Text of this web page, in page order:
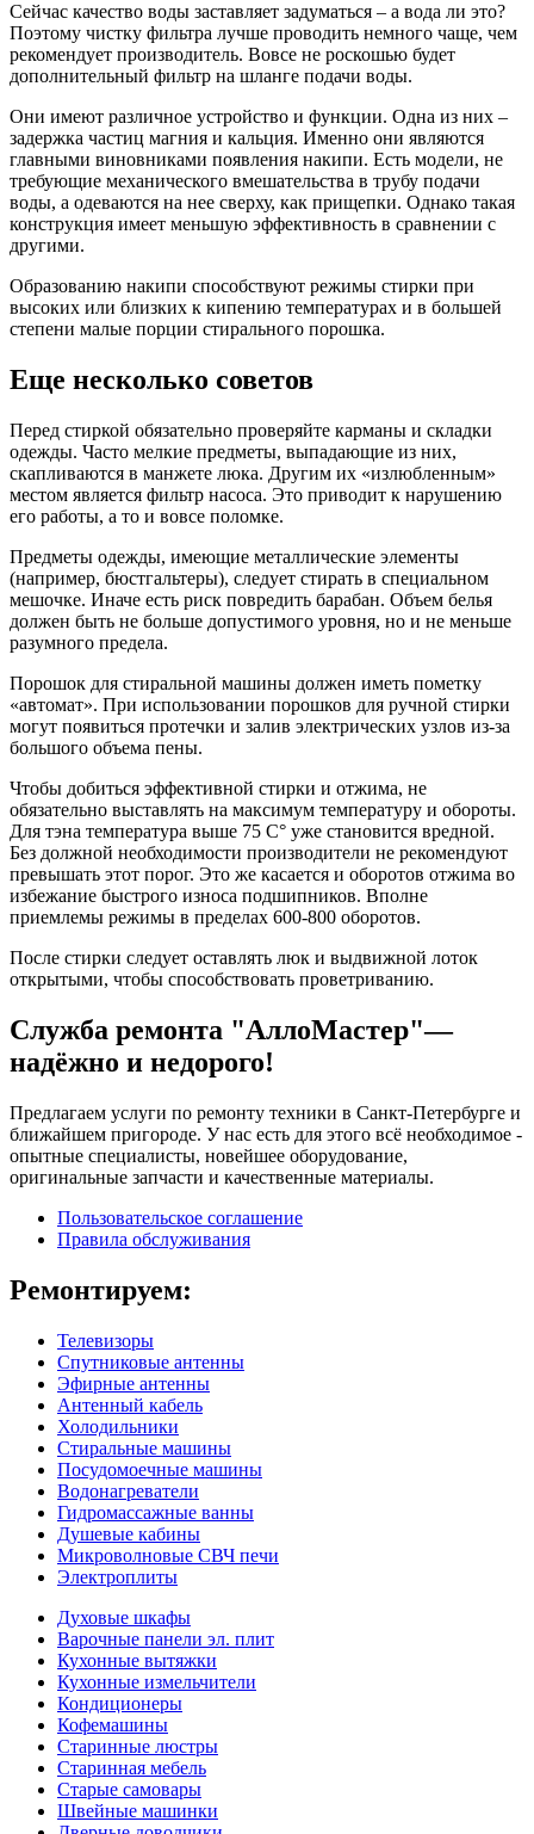
Сейчас качество воды заставляет задуматься – а вода ли это?
Поэтому чистку фильтра лучше проводить немного чаще, чем
рекомендует производитель. Вовсе не роскошью будет
дополнительный фильтр на шланге подачи воды.
Они имеют различное устройство и функции. Одна из них –
задержка частиц магния и кальция. Именно они являются
главными виновниками появления накипи. Есть модели, не
требующие механического вмешательства в трубу подачи
воды, а одеваются на нее сверху, как прищепки. Однако такая
конструкция имеет меньшую эффективность в сравнении с
другими.
Образованию накипи способствуют режимы стирки при
высоких или близких к кипению температурах и в большей
степени малые порции стирального порошка.
Еще несколько советов
Перед стиркой обязательно проверяйте карманы и складки
одежды. Часто мелкие предметы, выпадающие из них,
скапливаются в манжете люка. Другим их «излюбленным»
местом является фильтр насоса. Это приводит к нарушению
его работы, а то и вовсе поломке.
Предметы одежды, имеющие металлические элементы
(например, бюстгальтеры), следует стирать в специальном
мешочке. Иначе есть риск повредить барабан. Объем белья
должен быть не больше допустимого уровня, но и не меньше
разумного предела.
Порошок для стиральной машины должен иметь пометку
«автомат». При использовании порошков для ручной стирки
могут появиться протечки и залив электрических узлов из-за
большого объема пены.
Чтобы добиться эффективной стирки и отжима, не
обязательно выставлять на максимум температуру и обороты.
Для тэна температура выше 75 С° уже становится вредной.
Без должной необходимости производители не рекомендуют
превышать этот порог. Это же касается и оборотов отжима во
избежание быстрого износа подшипников. Вполне
приемлемы режимы в пределах 600-800 оборотов.
После стирки следует оставлять люк и выдвижной лоток
открытыми, чтобы способствовать проветриванию.
Служба ремонта "АллоМастер"—
надёжно и недорого!
Предлагаем услуги по ремонту техники в Санкт-Петербурге и
ближайшем пригороде. У нас есть для этого всё необходимое -
опытные специалисты, новейшее оборудование,
оригинальные запчасти и качественные материалы.
Пользовательское соглашение
Правила обслуживания
Ремонтируем:
Телевизоры
Спутниковые антенны
Эфирные антенны
Антенный кабель
Холодильники
Стиральные машины
Посудомоечные машины
Водонагреватели
Гидромассажные ванны
Душевые кабины
Микроволновые СВЧ печи
Электроплиты
Духовые шкафы
Варочные панели эл. плит
Кухонные вытяжки
Кухонные измельчители
Кондиционеры
Кофемашины
Старинные люстры
Старинная мебель
Старые самовары
Швейные машинки